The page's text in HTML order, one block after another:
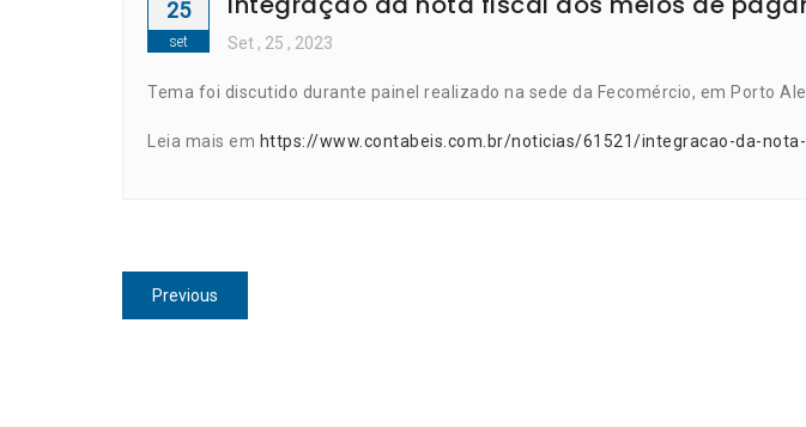
25
set Set , 25 , 2023
Tema foi discutido durante painel realizado na sede da Fecomércio, em Porto
Leia mais em https://www.contabeis.com.br/noticias/61521/integracao-da-
Navegação
de
Previous
post: